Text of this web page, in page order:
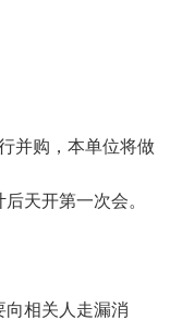
并购，本单位将做
天开第一次会。
相关人走漏消